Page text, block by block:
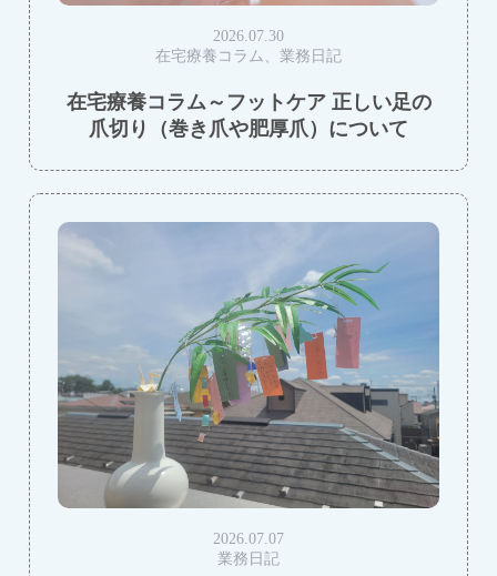
2026.07.30
在宅療養コラム、業務日記
在宅療養コラム～フットケア 正しい足の
爪切り（巻き爪や肥厚爪）について
2026.07.07
業務日記